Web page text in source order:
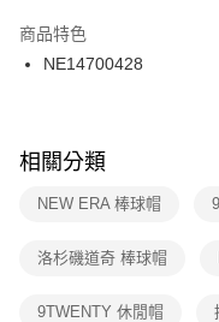
２．訂單成立數日內，您將收
３．收到繳費通知簡訊後14
ATM／網路銀行／等多元方
※ 交易是否成功請以「
是否繳費成功／繳費後需取
客戶支援中心」https://
１．透過由恩沛科技股份有
權轉讓予恩沛科技股份有限
付款後門市自取
每筆NT$100，滿
商品特色
NE14700428
相關分類
NEW ERA 棒球帽
洛杉磯道奇 棒球帽
9TWENTY 休閒帽